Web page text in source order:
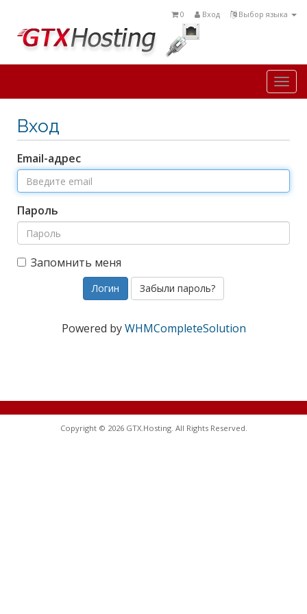
Выбор языка
Вход
0
Вход
Email-адрес
Пароль
Запомнить меня
Забыли пароль?
Powered byWHMCompleteSolution
Copyright © 2026 GTX.Hosting. All Rights Reserved.